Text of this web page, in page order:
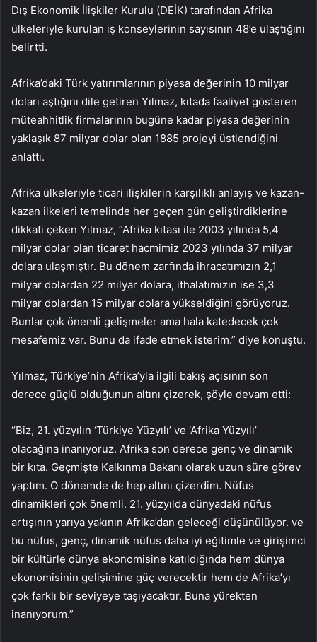
Dış Ekonomik İlişkiler Kurulu (DEİK) tarafından Afrika
ülkeleriyle kurulan iş konseylerinin sayısının 48’e ulaştığını
belirtti.
Afrika’daki Türk yatırımlarının piyasa değerinin 10 milyar
doları aştığını dile getiren Yılmaz, kıtada faaliyet gösteren
müteahhitlik firmalarının bugüne kadar piyasa değerinin
yaklaşık 87 milyar dolar olan 1885 projeyi üstlendiğini
anlattı.
Afrika ülkeleriyle ticari ilişkilerin karşılıklı anlayış ve kazan-
kazan ilkeleri temelinde her geçen gün geliştirdiklerine
dikkati çeken Yılmaz, “Afrika kıtası ile 2003 yılında 5,4
milyar dolar olan ticaret hacmimiz 2023 yılında 37 milyar
dolara ulaşmıştır. Bu dönem zarfında ihracatımızın 2,1
milyar dolardan 22 milyar dolara, ithalatımızın ise 3,3
milyar dolardan 15 milyar dolara yükseldiğini görüyoruz.
Bunlar çok önemli gelişmeler ama hala katedecek çok
mesafemiz var. Bunu da ifade etmek isterim.” diye konuştu.
Yılmaz, Türkiye’nin Afrika’yla ilgili bakış açısının son
derece güçlü olduğunun altını çizerek, şöyle devam etti:
“Biz, 21. yüzyılın ‘Türkiye Yüzyılı’ ve ‘Afrika Yüzyılı’
olacağına inanıyoruz. Afrika son derece genç ve dinamik
bir kıta. Geçmişte Kalkınma Bakanı olarak uzun süre görev
yaptım. O dönemde de hep altını çizerdim. Nüfus
dinamikleri çok önemli. 21. yüzyılda dünyadaki nüfus
artışının yarıya yakının Afrika’dan geleceği düşünülüyor. ve
bu nüfus, genç, dinamik nüfus daha iyi eğitimle ve girişimci
bir kültürle dünya ekonomisine katıldığında hem dünya
ekonomisinin gelişimine güç verecektir hem de Afrika’yı
çok farklı bir seviyeye taşıyacaktır. Buna yürekten
inanıyorum.”